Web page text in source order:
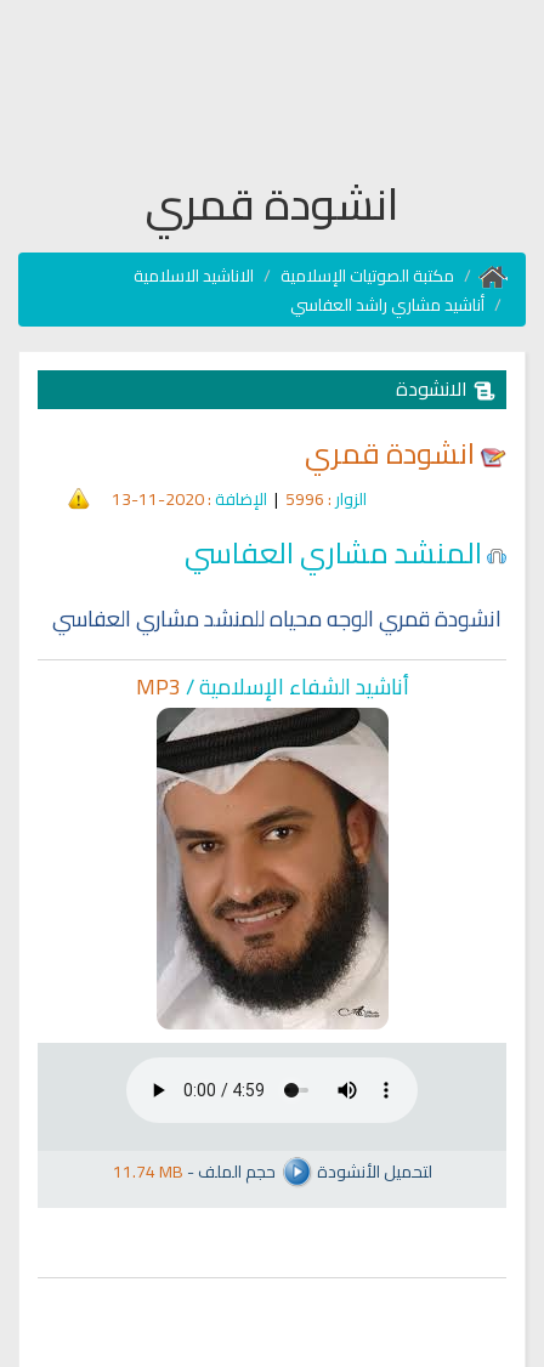
انشودة قمري
مكتبة الصوتيات الإسلامية
الاناشيد الاسلامية
أناشيد مشاري راشد العفاسي
الانشودة
انشودة قمري
الزوار: 5996
| الإضافة: 2020-11-13
المنشد مشاري العفاسي
انشودة قمري الوجه محياه للمنشد مشاري العفاسي
أناشيد الشفاء الإسلامية /MP3
11.74 MB- لتحميل الأنشودة حجم الملف